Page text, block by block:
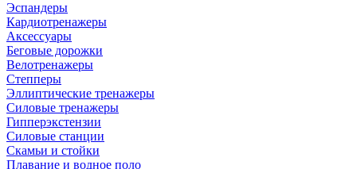
Эспандеры
Кардиотренажеры
Аксессуары
Беговые дорожки
Велотренажеры
Степперы
Эллиптические тренажеры
Силовые тренажеры
Гипперэкстензии
Силовые станции
Скамьи и стойки
Плавание и водное поло